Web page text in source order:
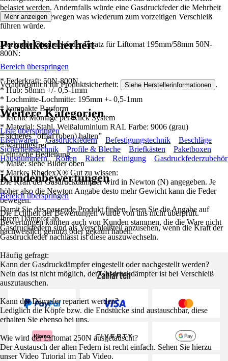
belastet werden. Andernfalls würde eine Gasdruckfeder die Mehrheit
des Gewichts bewegen was wiederum zum vorzeitigen Verschleiß
führen würde.
Merkmale Gasdruckfeder Ersatz für Liftomat 195mm/58mm 50N-
800N:
* Federkraft: 50N-800N
* Hub: 58mm +/- 0,5-1mm
* Lochmitte-Lochmitte: 195mm +- 0,5-1mm
* kompakte Bauform
* leichte Montage per Klick System
* Material: Stahl, Weißaluminium RAL Farbe: 9006 (grau)
* sicheres “offen (oben) halten”
* wartungsfrei
* einfache Bedienung
* Maße: siehe Bilder oben
* Marke: RhedexX® Gut zu wissen:
Die Kraft der Gasdruckdämpfer wird in Newton (N) angegeben. Je
höher also die Newton Angabe desto mehr Gewicht kann die Feder
bewegen.
Damit Sie das passende Produkt finden, lesen Sie die Angabe auf
Ihrem Dämpfer ab.
Gasdruckfedern sind als Verschleißteil anzusehen, wenn die Kraft der
Gasdruckfeder nachlässt ist diese auszuwechseln.
Häufig gefragt:
Kann der Gasdruckdämpfer eingestellt oder nachgestellt werden?
Nein das ist nicht möglich, der Gasdruckdämpfer ist bei Verschleiß
auszutauschen.
Kann der Dämpfer repariert werden?
Lediglich die Köpfe bzw. die Endstücke sind austauschbar, diese
erhalten Sie ebenso bei uns.
Wie wird der Liftomat 250N ausgetauscht?
Der Austausch der alten Federn ist recht einfach. Sehen Sie hierzu
unser Video Tutorial im Tab Video.
Mehr anzeigen
Produktsicherheit
Bereich überspringen
Verantwortlich für Produktsicherheit: Siehe Herstellerinformationen .
Weitere Kategorien
Liste überspringen
Eisenwaren
Gasdruckfedern Befestigungstechnik
Beschläge
Sicherheitstechnik
Profile & Bleche Briefkästen
Paketboxen
Hausnummern
Rollen Räder Reinigung Gasdruckfederzubehör
Kundenbewertungen
Bereich überspringen
Die Echtheit der Bewertungen wurde von uns nicht überprüft.
Bewertungen können auch von Kunden stammen, die die Ware nicht
nachweislich genutzt oder gekauft haben.
Zahlarten